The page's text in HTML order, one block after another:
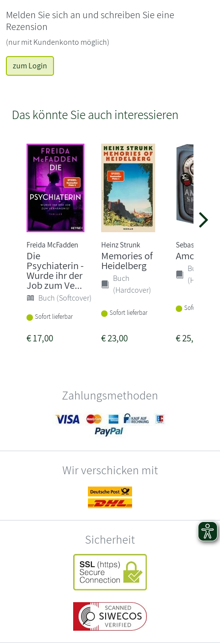
Melden Sie sich an und schreiben Sie eine
Rezension
(nur mit Kundenkonto möglich)
zum Login
Das könnte Sie auch interessieren
Freida McFadden
Die
Psychiaterin -
Wurde ihr der
Job zum Ve...
Buch (Softcover)
Sofort lieferbar
€17,00
Heinz Strunk
Memories of
Heidelberg
Buch
(Hardcover)
Sofort lieferbar
€23,00
Sebastian
Amokspiel
Buch
Sofort
€25,00
Zahlungsmethoden
Wir verschicken mit
Sicherheit